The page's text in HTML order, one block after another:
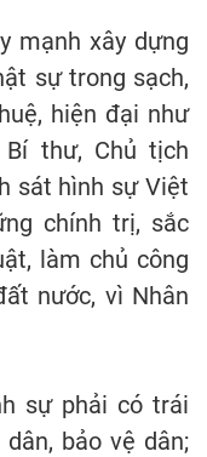
mạnh xây dựng
sự trong sạch,
hiện đại như
thư, Chủ tịch
sát hình sự Việt
chính trị, sắc
làm chủ công
nước, vì Nhân
sự phải có trái
bảo vệ dân;